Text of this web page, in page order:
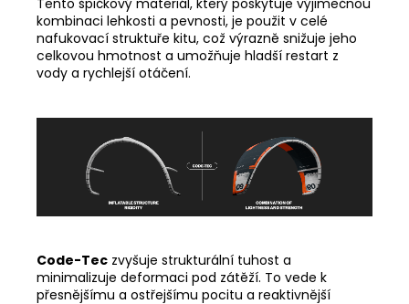
kombinaci lehkosti a pevnosti, je použit v celé
nafukovací struktuře kitu, což výrazně snižuje jeho
celkovou hmotnost a umožňuje hladší restart z
vody a rychlejší otáčení.
Code-Tec zvyšuje strukturální tuhost a
minimalizuje deformaci pod zátěží. To vede k
přesnějšímu a ostřejšímu pocitu a reaktivnější